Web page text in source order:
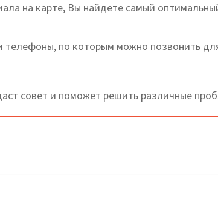
на карте, Вы найдете самый
телефоны, по которым можно позвонить
совет и поможет решить различные